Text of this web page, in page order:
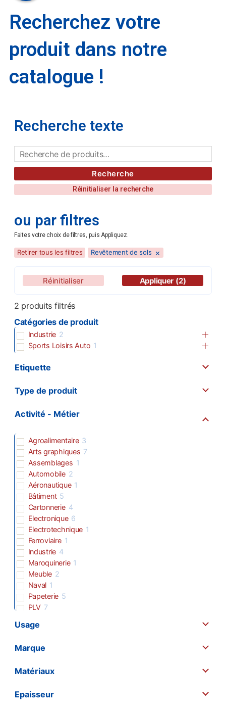
Recherchez votre
produit dans notre
catalogue !
Recherche texte
Recherche
Réinitialiser la recherche
ou par filtres
Faites votre choix de filtres, puis Appliquez.
Retirer tous les filtres Revêtement de sols ×
2 produits filtrés
Catégories de produit
Industrie 2
Sports Loisirs Auto 1
Etiquette
Type de produit
Activité - Métier
Agroalimentaire 3
Arts graphiques 7
Assemblages 1
Automobile 2
Aéronautique 1
Bâtiment 5
Cartonnerie 4
Electronique 6
Electrotechnique 1
Ferroviaire 1
Industrie 4
Maroquinerie 1
Meuble 2
Naval 1
Papeterie 5
PLV 7
Spectacle
Usage
Marque
Matériaux
Epaisseur
Appliquer (2)
Réinitialiser